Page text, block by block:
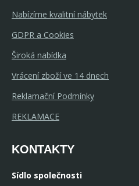
Nabízíme kvalitní nábytek
GDPR a Cookies
Široká nabídka
Vrácení zboží ve 14 dnech
Reklamační Podmínky
REKLAMACE
KONTAKTY
Sídlo společnosti